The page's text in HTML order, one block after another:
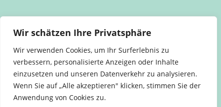
Wir schätzen Ihre Privatsphäre
Wir verwenden Cookies, um Ihr Surferlebnis zu
verbessern, personalisierte Anzeigen oder Inhalte
einzusetzen und unseren Datenverkehr zu analysieren.
Wenn Sie auf „Alle akzeptieren" klicken, stimmen Sie der
Anwendung von Cookies zu.
© 2026 Stadtgymnasium Frankfurt. All Rights Reserved.